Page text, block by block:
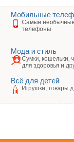
Мобильные
Самые
телефоны
Мода и стиль
Сумки, кошельки,
для здоровья и
Всё для детей
Игрушки, товары